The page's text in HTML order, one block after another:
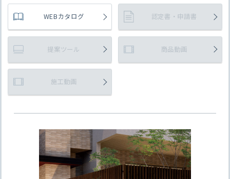
WEBカタログ 認定書・申請書
提案ツール 商品動画
施工動画